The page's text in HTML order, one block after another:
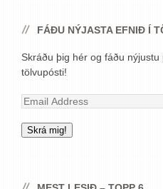
FÁÐU NÝJASTA EFNIÐ Í
Skráðu þig hér og fáðu
tölvupósti!
Email
Skrá mig!